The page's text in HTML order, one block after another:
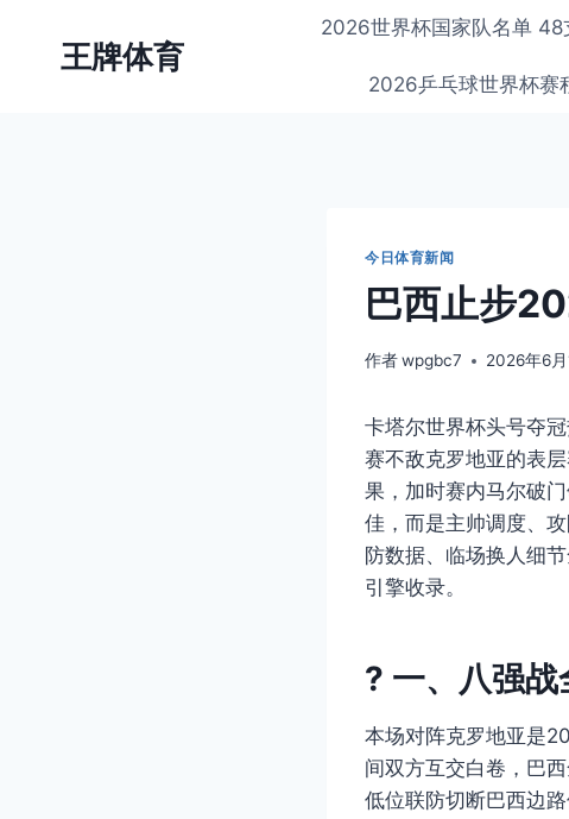
王牌体育
2026世界杯国家队名单 48
2026乒乓球世界杯赛
今日体育新闻
巴西止步
作者wpgbc7 2026年6月
卡塔尔世界杯头号夺
赛不敌克罗地亚的表
果，加时赛内马尔破
佳，而是主帅调度、
防数据、临场换人细
引擎收录。
? 一、八强
本场对阵克罗地亚是
间双方互交白卷，巴
低位联防切断巴西边